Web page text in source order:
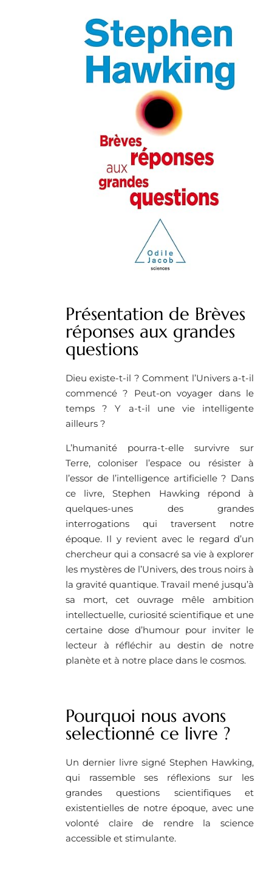
Présentation de Brèves
réponses aux grandes
questions
Dieu existe-t-il ? Comment l’Univers a-t-il
commencé ? Peut-on voyager dans le
temps ? Y a-t-il une vie intelligente
ailleurs ?
L’humanité pourra-t-elle survivre sur
Terre, coloniser l’espace ou résister à
l’essor de l’intelligence artificielle ? Dans
ce livre, Stephen Hawking répond à
quelques-unes des grandes
interrogations qui traversent notre
époque. Il y revient avec le regard d’un
chercheur qui a consacré sa vie à explorer
les mystères de l’Univers, des trous noirs à
la gravité quantique. Travail mené jusqu’à
sa mort, cet ouvrage mêle ambition
intellectuelle, curiosité scientifique et une
certaine dose d’humour pour inviter le
lecteur à réfléchir au destin de notre
planète et à notre place dans le cosmos.
Pourquoi nous avons
selectionné ce livre ?
Un dernier livre signé Stephen Hawking,
qui rassemble ses réflexions sur les
grandes questions scientifiques et
existentielles de notre époque, avec une
volonté claire de rendre la science
accessible et stimulante.